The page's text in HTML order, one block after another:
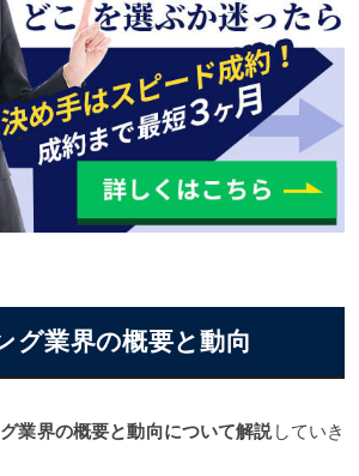
グ業界の概要と動向
業界の概要と動向について解説 していき